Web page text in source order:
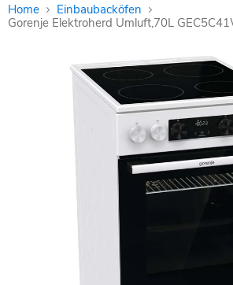
Home
Einbaubacköfen
Gorenje Elektroherd Umluft,70L